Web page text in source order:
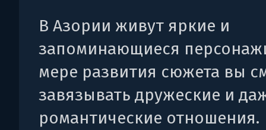
В Азории живут яркие и
запоминающиеся
мере развития сюжета вы
завязывать дружеские и
романтические отношения.